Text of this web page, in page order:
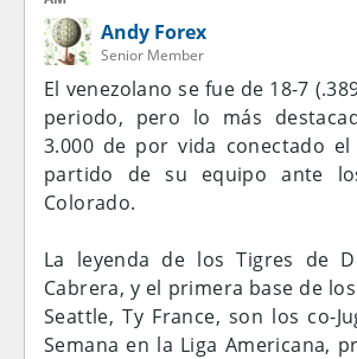
detrás de Manny Ramírez (1,122).
Cabrera es apenas el 18vo
en la historia del mundo de
600 dobles o más en las
doble lo empatará con Barry
con 3,009 hits, el próximo
Cabrera lo empatará con Wade
Andy Forex
Senior Member
El venezolano se fue de 18-7
periodo, pero lo más
3.000 de por vida conectado
partido de su equipo ante
Colorado.
La leyenda de los Tigres de
Cabrera, y el primera base de
Seattle, Ty France, son los co-
Semana en la Liga Americana,